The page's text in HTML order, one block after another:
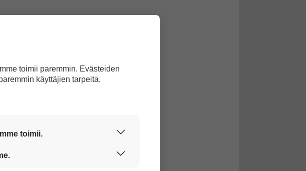
toimii paremmin. Evästeiden
käyttäjien tarpeita.
toimii.
käyttää sujuvasti ja turvallisesti.